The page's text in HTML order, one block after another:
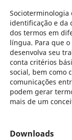
Socioterminologia
identificação e da
dos termos em
língua. Para que
desenvolva seu
conta critérios
social, bem como
comunicações
podem gerar
mais de um
Downloads